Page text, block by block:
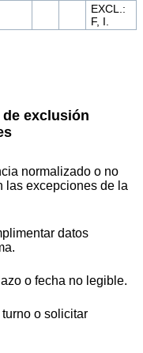
EXCL.:
F, I.
exclusión
normalizado o no
las excepciones de la
datos
o fecha no legible.
o solicitar